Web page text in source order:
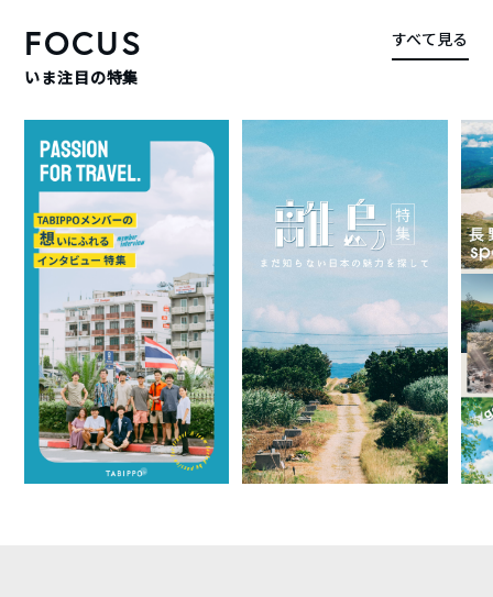
FOCUS
いま注目の特集
すべて見る